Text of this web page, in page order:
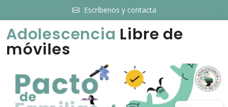
Escríbenos y contacta
Adolescencia Libre de
móviles